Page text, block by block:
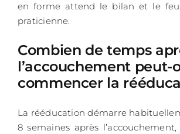
en forme attend le bilan et le
praticienne.
Combien de temps
l’accouchement peut-
commencer la
La rééducation démarre
8 semaines après